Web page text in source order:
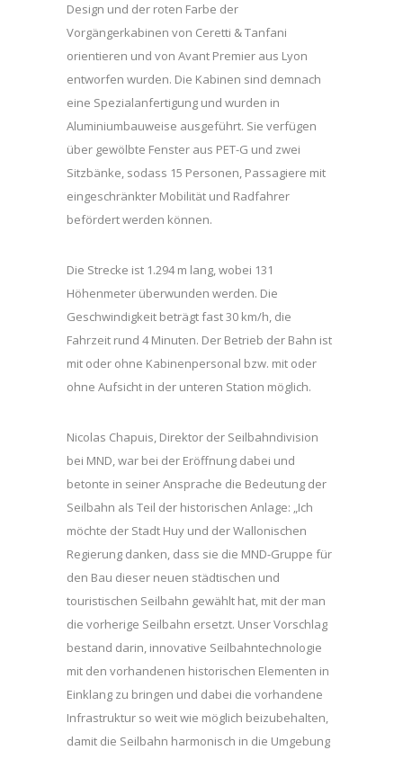
Design und der roten Farbe der
Vorgängerkabinen von Ceretti & Tanfani
orientieren und von Avant Premier aus Lyon
entworfen wurden. Die Kabinen sind demnach
eine Spezialanfertigung und wurden in
Aluminiumbauweise ausgeführt. Sie verfügen
über gewölbte Fenster aus PET-G und zwei
Sitzbänke, sodass 15 Personen, Passagiere mit
eingeschränkter Mobilität und Radfahrer
befördert werden können.
Die Strecke ist 1.294 m lang, wobei 131
Höhenmeter überwunden werden. Die
Geschwindigkeit beträgt fast 30 km/h, die
Fahrzeit rund 4 Minuten. Der Betrieb der Bahn ist
mit oder ohne Kabinenpersonal bzw. mit oder
ohne Aufsicht in der unteren Station möglich.
Nicolas Chapuis, Direktor der Seilbahndivision
bei MND, war bei der Eröffnung dabei und
betonte in seiner Ansprache die Bedeutung der
Seilbahn als Teil der historischen Anlage: „Ich
möchte der Stadt Huy und der Wallonischen
Regierung danken, dass sie die MND-Gruppe für
den Bau dieser neuen städtischen und
touristischen Seilbahn gewählt hat, mit der man
die vorherige Seilbahn ersetzt. Unser Vorschlag
bestand darin, innovative Seilbahntechnologie
mit den vorhandenen historischen Elementen in
Einklang zu bringen und dabei die vorhandene
Infrastruktur so weit wie möglich beizubehalten,
damit die Seilbahn harmonisch in die Umgebung